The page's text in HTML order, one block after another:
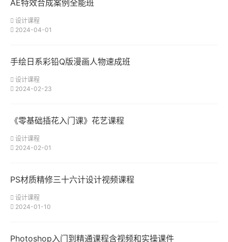
AE特效合成案例全能班
设计课程
2024-04-01
手绘日系彩铅Q版漫画人物速成班
设计课程
2024-02-23
《零基础插花入门课》花艺课程
设计课程
2024-02-01
PS材质精修三十六计设计视频课程
设计课程
2024-01-10
Photoshop入门到精通课程含视频和实操课件